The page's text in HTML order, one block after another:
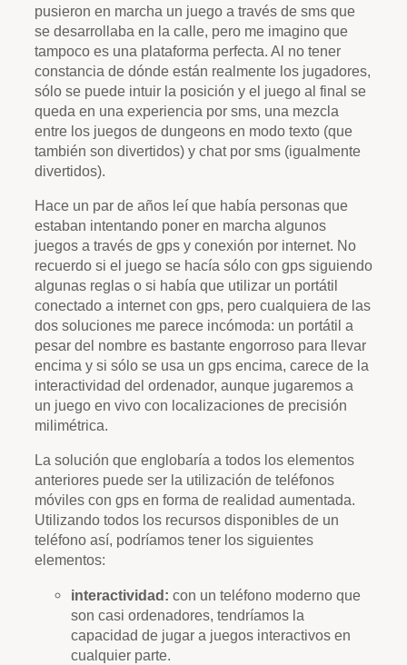
pusieron en marcha un juego a través de sms que
se desarrollaba en la calle, pero me imagino que
tampoco es una plataforma perfecta. Al no tener
constancia de dónde están realmente los jugadores,
sólo se puede intuir la posición y el juego al final se
queda en una experiencia por sms, una mezcla
entre los juegos de dungeons en modo texto (que
también son divertidos) y chat por sms (igualmente
divertidos).
Hace un par de años leí que había personas que
estaban intentando poner en marcha algunos
juegos a través de gps y conexión por internet. No
recuerdo si el juego se hacía sólo con gps siguiendo
algunas reglas o si había que utilizar un portátil
conectado a internet con gps, pero cualquiera de las
dos soluciones me parece incómoda: un portátil a
pesar del nombre es bastante engorroso para llevar
encima y si sólo se usa un gps encima, carece de la
interactividad del ordenador, aunque jugaremos a
un juego en vivo con localizaciones de precisión
milimétrica.
La solución que englobaría a todos los elementos
anteriores puede ser la utilización de teléfonos
móviles con gps en forma de realidad aumentada.
Utilizando todos los recursos disponibles de un
teléfono así, podríamos tener los siguientes
elementos:
interactividad: con un teléfono moderno que
son casi ordenadores, tendríamos la
capacidad de jugar a juegos interactivos en
cualquier parte.